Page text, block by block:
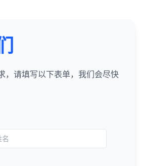
，请填写以下表单，我们会尽快